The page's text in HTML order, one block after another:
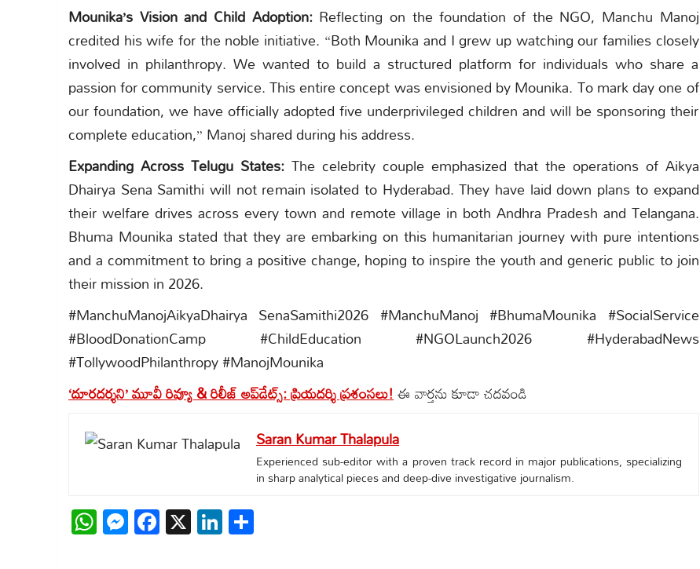
Mounika’s Vision and Child Adoption:Reflecting on the foundation of the NGO, Manchu Manoj
credited his wife for the noble initiative. “Both Mounika and I grew up watching our families closely
involved in philanthropy. We wanted to build a structured platform for individuals who share a
passion for community service. This entire concept was envisioned by Mounika. To mark day one of
our foundation, we have officially adopted five underprivileged children and will be sponsoring their
complete education,” Manoj shared during his address.
Expanding Across Telugu States:The celebrity couple emphasized that the operations of Aikya
Dhairya Sena Samithi will not remain isolated to Hyderabad. They have laid down plans to expand
their welfare drives across every town and remote village in both Andhra Pradesh and Telangana.
Bhuma Mounika stated that they are embarking on this humanitarian journey with pure intentions
and a commitment to bring a positive change, hoping to inspire the youth and generic public to join
their mission in 2026.
#ManchuManojAikyaDhairya SenaSamithi2026 #ManchuManoj #BhumaMounika #SocialService
#BloodDonationCamp #ChildEducation #NGOLaunch2026 #HyderabadNews
#TollywoodPhilanthropy #ManojMounika
‘దూరదర్శని’ మూవీ రివ్యూ & రిలీజ్ అప్‌డేట్స్: ప్రియదర్శి ప్రశంసలు!ఈ వార్తను కూడా చదవండి
Saran Kumar Thalapula
Experienced sub-editor with a proven track record in major publications, specializing
in sharp analytical pieces and deep-dive investigative journalism.
WhatsApp
Messenger
Facebook
X LinkedIn